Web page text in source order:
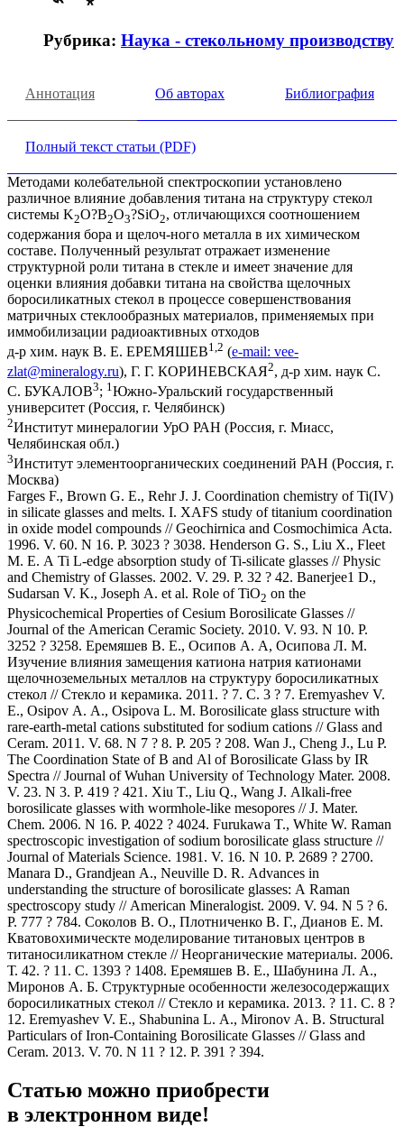
Рубрика: Наука - стекольному производству
Аннотация Об авторах Библиография
Полный текст статьи (PDF)
Методами колебательной спектроскопии установлено
различное влияние добавления титана на структуру стекол
системы K2O?B2O3?SiO2, отличающихся соотношением
содержания бора и щелоч-ного металла в их химическом
составе. Полученный результат отражает изменение
структурной роли титана в стекле и имеет значение для
оценки влияния добавки титана на свойства щелочных
боросиликатных стекол в процессе совершенствования
матричных стеклообразных материалов, применяемых при
иммобилизации радиоактивных отходов
д-р хим. наук В. Е. ЕРЕМЯШЕВ1,2 (e-mail: vee-
zlat@mineralogy.ru), Г. Г. КОРИНЕВСКАЯ2, д-р хим. наук С.
С. БУКАЛОВ3; 1 Южно-Уральский государственный
университет (Россия, г. Челябинск)
2Институт минералогии УрО РАН (Россия, г. Миасс,
Челябинская обл.)
3Институт элементоорганических соединений РАН (Россия, г.
Москва)
Farges F., Brown G. E., Rehr J. J. Coordination chemistry of Ti(IV)
in silicate glasses and melts. I. XAFS study of titanium coordination
in oxide model compounds // Geochirnica and Cosmochimica Acta.
1996. V. 60. N 16. P. 3023 ? 3038. Henderson G. S., Liu X., Fleet
M. E. A Ti L-edge absorption study of Ti-silicate glasses // Physic
and Chemistry of Glasses. 2002. V. 29. P. 32 ? 42. Banerjee1 D.,
Sudarsan V. K., Joseph A. et al. Role of TiO2 on the
Physicochemical Properties of Cesium Borosilicate Glasses //
Journal of the American Ceramic Society. 2010. V. 93. N 10. P.
3252 ? 3258. Еремяшев В. Е., Осипов А. А, Осипова Л. М.
Изучение влияния замещения катиона натрия катионами
щелочноземельных металлов на структуру боросиликатных
стекол // Стекло и керамика. 2011. ? 7. С. 3 ? 7. Eremyashev V.
E., Osipov A. A., Osipova L. M. Borosilicate glass structure with
rare-earth-metal cations substituted for sodium cations // Glass and
Ceram. 2011. V. 68. N 7 ? 8. P. 205 ? 208. Wan J., Cheng J., Lu P.
The Coordination State of B and Al of Borosilicate Glass by IR
Spectra // Journal of Wuhan University of Technology Mater. 2008.
V. 23. N 3. P. 419 ? 421. Xiu T., Liu Q., Wang J. Alkali-free
borosilicate glasses with wormhole-like mesopores // J. Mater.
Chem. 2006. N 16. P. 4022 ? 4024. Furukawa T., White W. Raman
spectroscopic investigation of sodium borosilicate glass structure //
Journal of Materials Science. 1981. V. 16. N 10. P. 2689 ? 2700.
Manara D., Grandjean A., Neuville D. R. Advances in
understanding the structure of borosilicate glasses: A Raman
spectroscopy study // American Mineralogist. 2009. V. 94. N 5 ? 6.
P. 777 ? 784. Соколов В. О., Плотниченко В. Г., Дианов Е. М.
Кватовохимическте моделирование титановых центров в
титаносиликатном стекле // Неорганические материалы. 2006.
Т. 42. ? 11. С. 1393 ? 1408. Еремяшев В. Е., Шабунина Л. А.,
Миронов А. Б. Структурные особенности железосодержащих
боросиликатных стекол // Стекло и керамика. 2013. ? 11. С. 8 ?
12. Eremyashev V. E., Shabunina L. A., Mironov A. B. Structural
Particulars of Iron-Containing Borosilicate Glasses // Glass and
Ceram. 2013. V. 70. N 11 ? 12. P. 391 ? 394.
Статью можно приобрести
в электронном виде!